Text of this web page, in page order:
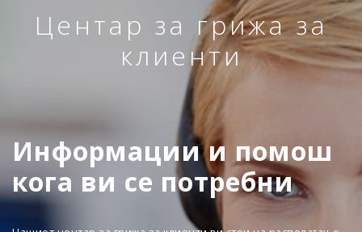
Центар за грижа за
клиенти
Информации и помош
кога ви се потребни